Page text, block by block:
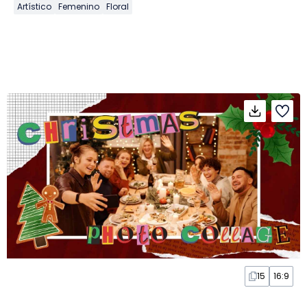
Artístico Femenino Floral
15 16:9